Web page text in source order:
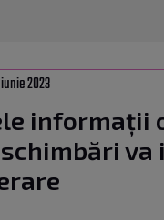
2023
informații
schimbări